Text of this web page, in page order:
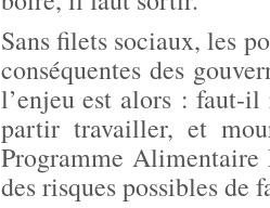
Sans filets sociaux, les
conséquentes des
l’enjeu est alors : faut-
partir travailler, et
Programme
des risques possibles de